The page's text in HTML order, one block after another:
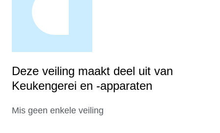
Deze veiling maakt deel uit van
Keukengerei en -apparaten
Mis geen enkele veiling